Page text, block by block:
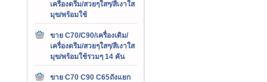
เครื่องดรีม/สวยๆใสๆ/สีเงาใส
มุข/พร้อมใช้
ขาย C70/C90/เครื่องเดิม/
เครื่องดรีม/สวยๆใสๆ/สีเงาใส
มุข/พร้อมใช้รวมๆ 14 คัน
ขาย C70 C90 C65ถังแยก